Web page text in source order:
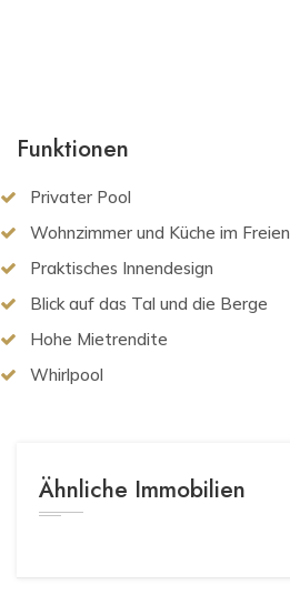
Funktionen
Privater Pool
Wohnzimmer und Küche im Freien
Praktisches Innendesign
Blick auf das Tal und die Berge
Hohe Mietrendite
Whirlpool
Ähnliche Immobilien